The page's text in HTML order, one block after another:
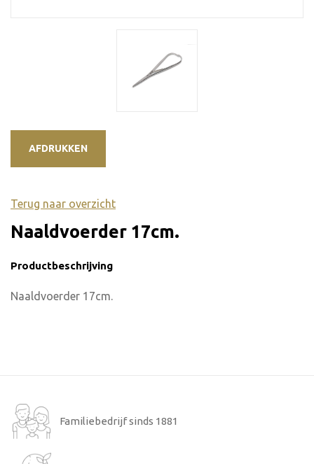
AFDRUKKEN
Terug naar overzicht
Naaldvoerder 17cm.
Productbeschrijving
Naaldvoerder 17cm.
Familiebedrijf sinds 1881